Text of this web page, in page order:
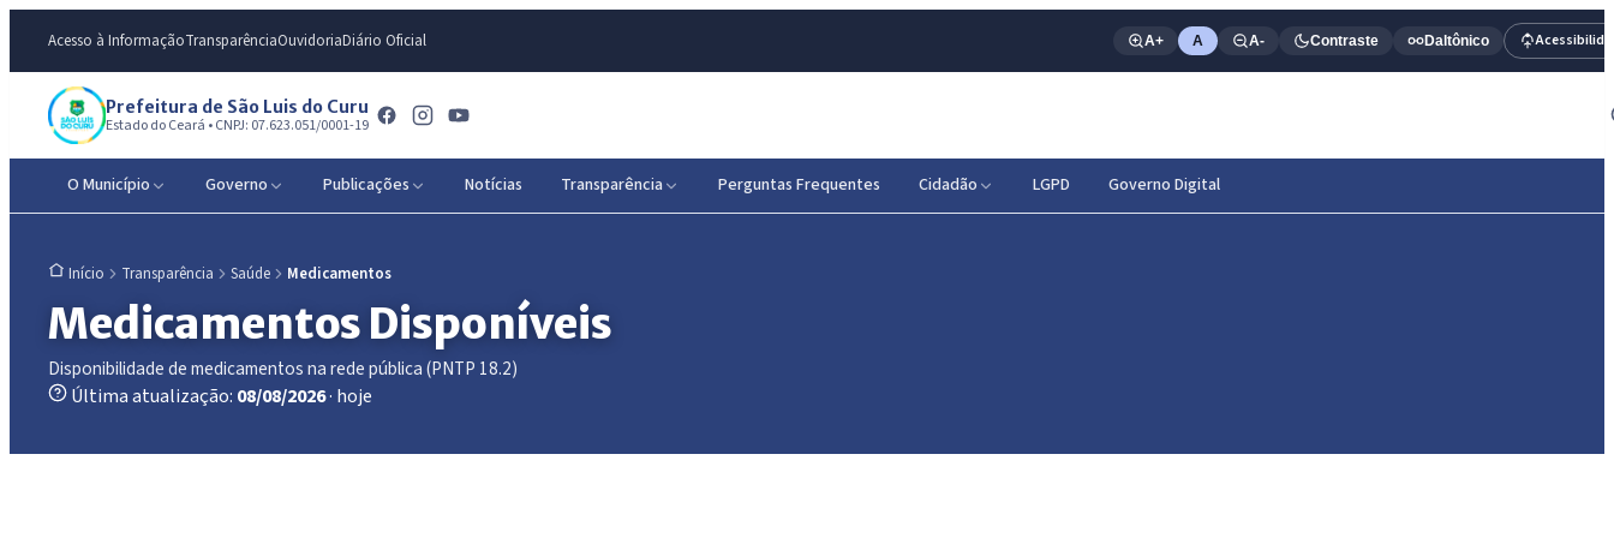
Acesso à InformaçãoTransparênciaOuvidoriaDiário Oficial A+ A A- Contraste Daltônico
Prefeitura de São Luis do Curu
Estado do Ceará • CNPJ: 07.623.051/0001-19
O Município Governo Publicações Notícias Transparência Perguntas Frequentes Cidadão LGPD Governo Digital
Início Transparência Saúde Medicamentos
Medicamentos Disponíveis
Disponibilidade de medicamentos na rede pública (PNTP 18.2)
Última atualização: 08/08/2026· hoje